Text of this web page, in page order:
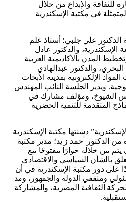
للثقافة والإبداع من خلال
المتمثلة في مكتبة الإسكندرية
علي جلبي؛ أستاذ علم
الإسكندرية، والدكتور عادل
المدن بالأكاديمية العربية
البحري، والدكتور عبدالهادي
الإلكترونية بمدينة الأبحاث
ويدير الجلسة النائب المهندس
الشيوخ، ومؤلف مشارك في
المتقدمة للتنمية الحضرية
دشنتها مكتبة الإسكندرية
الدكتور أحمد زايد؛ مدير مكتبة
يتم من خلاله حوارًا مفتوحًا مع
بالشأن السياسي والاقتصادي
على دور مكتبة الإسكندرية في أن
ومثقفي الدولة والجمهور، ومد
الثقافية المصرية، والمشاركة